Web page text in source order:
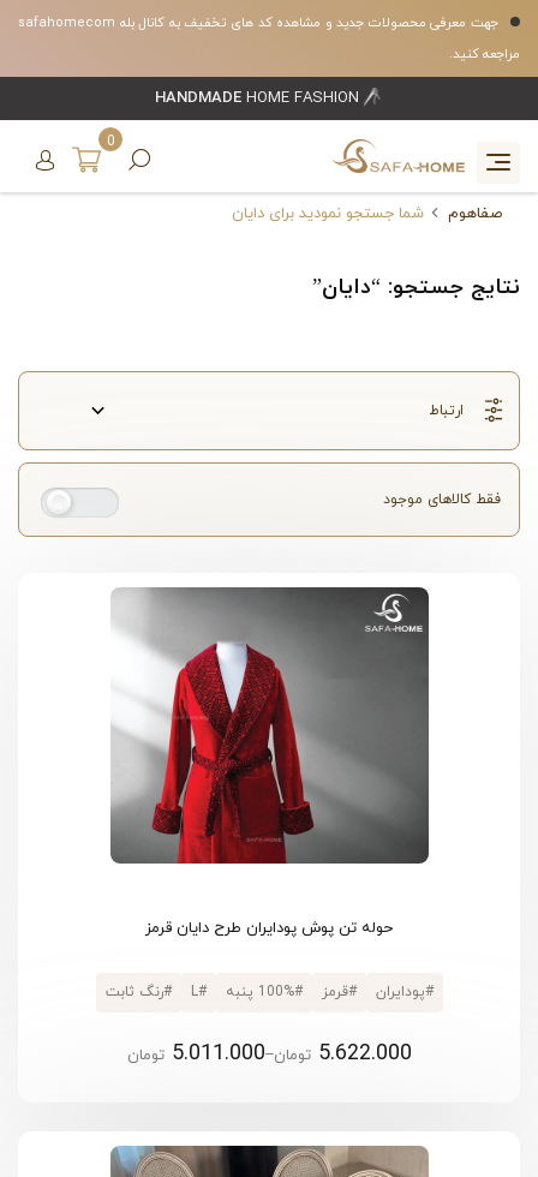
جهت معرفی محصولات جدید و مشاهده کد های تخفیف به کانال بله safahomecom
مراجعه کنید.
HANDMADE HOME FASHION
0
صفاهوم شما جستجو نمودید برای دایان
نتایج جستجو: “دایان”
فقط کالاهای موجود
حوله تن پوش پودایران طرح دایان قرمز
#پودایران #قرمز #100% پنبه #
L
#رنگ ثابت
5.622.000 تومان–
5.011.000 تومان
Price range: 5.011.000 تومان through 5.622.000 تومان